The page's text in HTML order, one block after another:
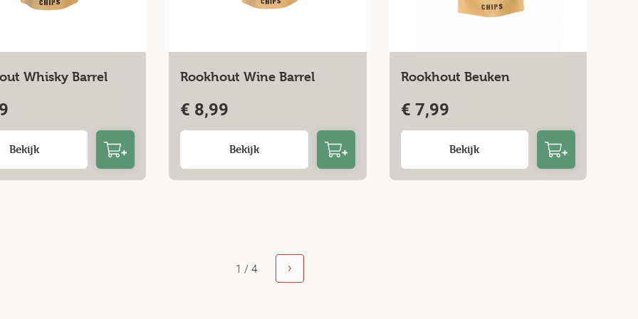
Whisky Barrel
Bekijk
Rookhout Wine Barrel
€ 8,99
Bekijk
Rookhout Beuken
€ 7,99
Bekijk
1 / 4